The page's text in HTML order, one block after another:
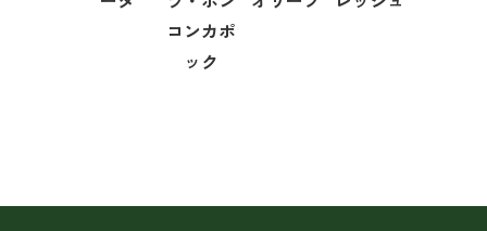
コンカポ
ック